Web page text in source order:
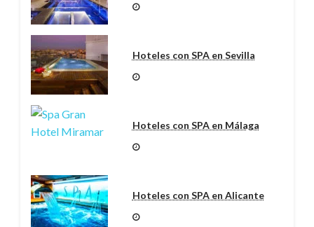
Hoteles con SPA en Sevilla
Hoteles con SPA en Málaga
Hoteles con SPA en Alicante